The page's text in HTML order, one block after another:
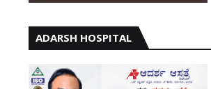
ADARSH HOSPITAL